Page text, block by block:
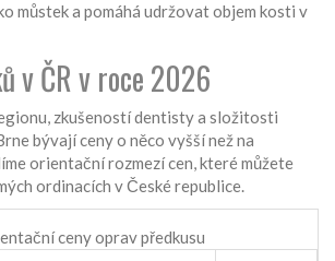
můstek a pomáhá udržovat objem kosti v
v ČR v roce 2026
zkušeností dentisty a složitosti
bývají ceny o něco vyšší než na
orientační rozmezí cen, které můžete
ordinacích v České republice.
ceny oprav předkusu